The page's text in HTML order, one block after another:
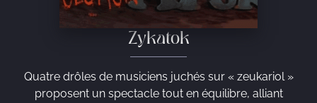
Zykatok
Quatre drôles de musiciens juchés sur « zeukariol »
proposent un spectacle tout en équilibre, alliant